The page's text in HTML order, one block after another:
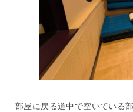
部屋に戻る道中で空いている